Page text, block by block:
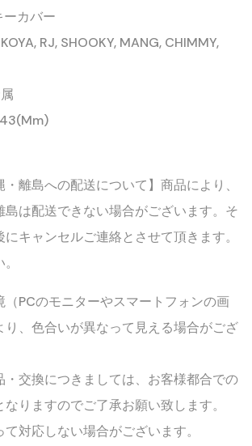
ーカバー
RJ, SHOOKY, MANG, CHIMMY,
離島への配送について】商品により、
島は配送できない場合がございます。そ
キャンセルご連絡とさせて頂きます。
PCのモニターやスマートフォンの画
り、色合いが異なって見える場合がござ
・交換につきましては、お客様都合での
りますのでご了承お願い致します。
対応しない場合がございます。